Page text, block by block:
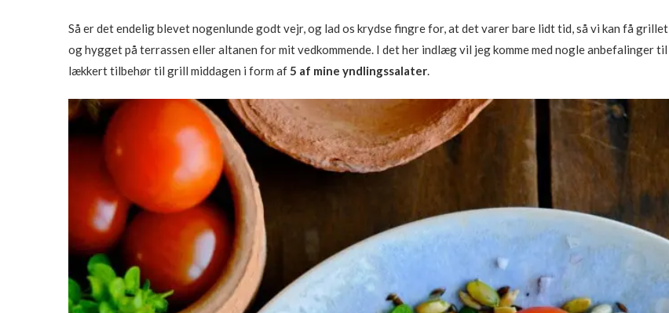
Så er det endelig blevet nogenlunde godt vejr, og lad os krydse fingre for, at det varer bare lidt tid, så vi kan få grillet
og hygget på terrassen eller altanen for mit vedkommende. I det her indlæg vil jeg komme med nogle anbefalinger til
lækkert tilbehør til grill middagen i form af5 af mine yndlingssalater.